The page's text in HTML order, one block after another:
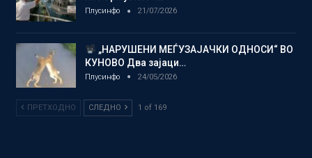
Плусинфо 21/07/2026
„НАРУШЕНИ МЕЃУЗАЈАЧКИ ОДНОСИ“ ВО
КУНОВО Два зајаци…
Плусинфо 24/05/2026
ПРЕТХОДНО СЛЕДНО 1 of 169